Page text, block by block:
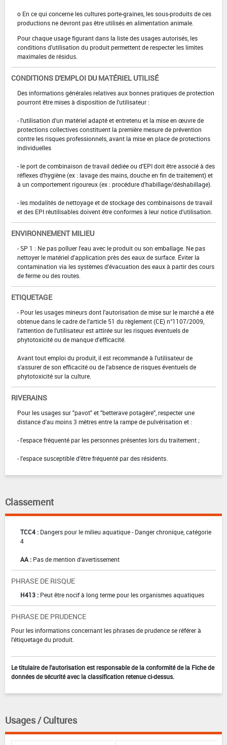
o En ce qui concerne les cultures porte-graines, les sous-produits de ces
productions ne devront pas être utilisés en alimentation animale.
Pour chaque usage figurant dans la liste des usages autorisés, les
conditions d'utilisation du produit permettent de respecter les limites
maximales de résidus.
CONDITIONS D'EMPLOI DU MATÉRIEL UTILISÉ
Des informations générales relatives aux bonnes pratiques de protection
pourront être mises à disposition de l'utilisateur :
- l'utilisation d'un matériel adapté et entretenu et la mise en œuvre de
protections collectives constituent la première mesure de prévention
contre les risques professionnels, avant la mise en place de protections
individuelles
- le port de combinaison de travail dédiée ou d'EPI doit être associé à des
réflexes d'hygiène (ex : lavage des mains, douche en fin de traitement) et
à un comportement rigoureux (ex : procédure d'habillage/déshabillage).
- les modalités de nettoyage et de stockage des combinaisons de travail
et des EPI réutilisables doivent être conformes à leur notice d'utilisation.
ENVIRONNEMENT MILIEU
- SP 1 : Ne pas polluer l'eau avec le produit ou son emballage. Ne pas
nettoyer le matériel d'application près des eaux de surface. Éviter la
contamination via les systèmes d'évacuation des eaux à partir des cours
de ferme ou des routes.
ETIQUETAGE
- Pour les usages mineurs dont l'autorisation de mise sur le marché a été
obtenue dans le cadre de l'article 51 du règlement (CE) n°1107/2009,
l'attention de l'utilisateur est attirée sur les risques éventuels de
phytotoxicité ou de manque d'efficacité.
Avant tout emploi du produit, il est recommandé à l'utilisateur de
s'assurer de son efficacité ou de l'absence de risques éventuels de
phytotoxicité sur la culture.
RIVERAINS
Pour les usages sur "pavot" et "betterave potagère", respecter une
distance d'au moins 3 mètres entre la rampe de pulvérisation et :
- l'espace fréquenté par les personnes présentes lors du traitement ;
- l'espace susceptible d'être fréquenté par des résidents.
Classement
TCC4 : Dangers pour le milieu aquatique - Danger chronique, catégorie
4
AA : Pas de mention d'avertissement
PHRASE DE RISQUE
H413 : Peut être nocif à long terme pour les organismes aquatiques
PHRASE DE PRUDENCE
Pour les informations concernant les phrases de prudence se référer à
l'étiquetage du produit.
Le titulaire de l'autorisation est responsable de la conformité de la Fiche de
données de sécurité avec la classification retenue ci-dessus.
Usages / Cultures